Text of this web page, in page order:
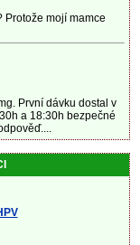
Protože mojí mamce
První dávku dostal v
a 18:30h bezpečné